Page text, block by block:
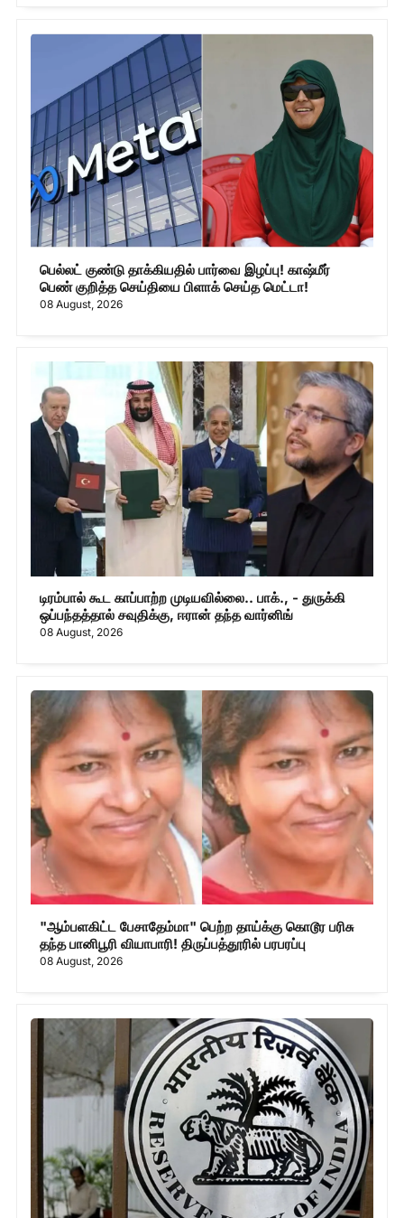
பெல்லட் குண்டு தாக்கியதில் பார்வை இழப்பு! காஷ்மீர்
பெண் குறித்த செய்தியை பிளாக் செய்த மெட்டா!
08 August, 2026
டிரம்பால் கூட காப்பாற்ற முடியவில்லை.. பாக்., - துருக்கி
ஒப்பந்தத்தால் சவுதிக்கு, ஈரான் தந்த வார்னிங்
08 August, 2026
"ஆம்பளகிட்ட பேசாதேம்மா" பெற்ற தாய்க்கு கொடூர பரிசு
தந்த பானிபூரி வியாபாரி! திருப்பத்தூரில் பரபரப்பு
08 August, 2026